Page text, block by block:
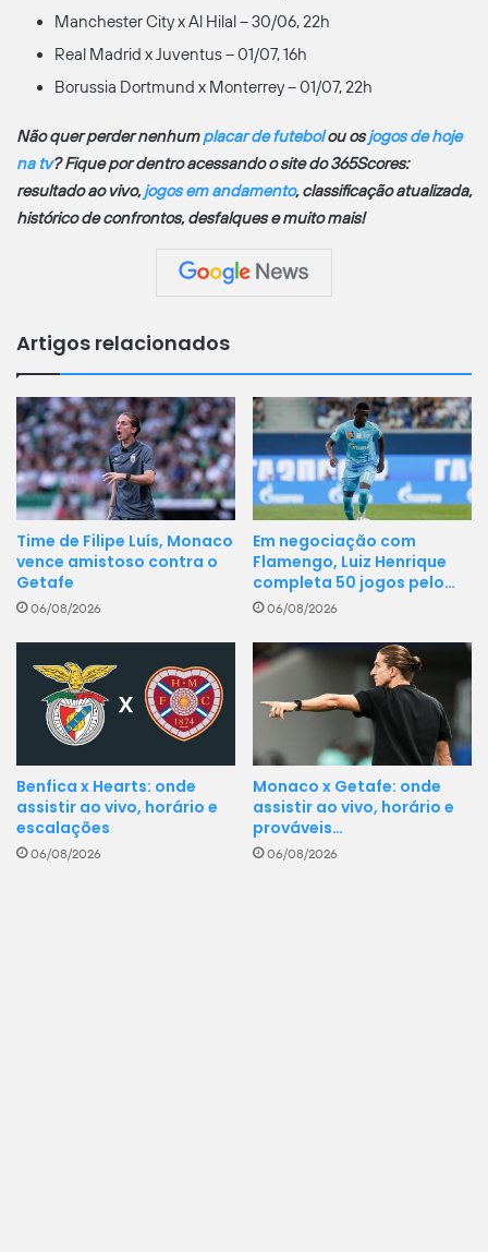
Manchester City x Al Hilal – 30/06, 22h
Real Madrid x Juventus – 01/07, 16h
Borussia Dortmund x Monterrey – 01/07, 22h
Não quer perder nenhumplacar de futebolou osjogos de hoje
na tv? Fique por dentro acessando o site do 365Scores:
resultado ao vivo,jogos em andamento, classificação atualizada,
histórico de confrontos, desfalques e muito mais!
Artigos relacionados
Time de Filipe Luís, Monaco
vence amistoso contra o
Getafe
06/08/2026
Em negociação com
Flamengo, Luiz Henrique
completa 50 jogos pelo…
06/08/2026
Benfica x Hearts: onde
assistir ao vivo, horário e
escalações
06/08/2026
Monaco x Getafe: onde
assistir ao vivo, horário e
prováveis…
06/08/2026